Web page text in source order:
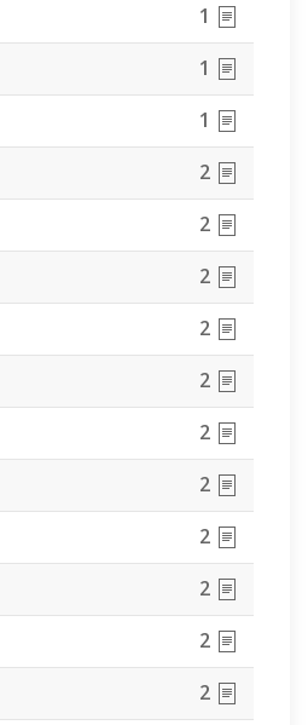
1
1
1
2
2
2
2
2
2
2
2
2
2
2